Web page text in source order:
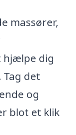
massører,
hjælpe dig
det
og
blot et klik